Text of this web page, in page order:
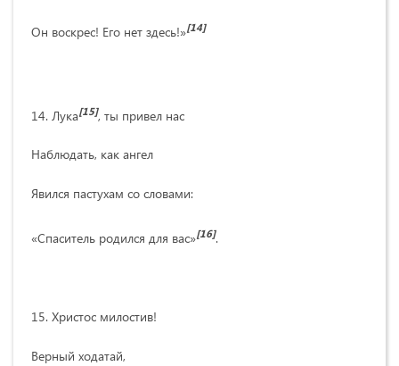
Он воскрес! Его нет здесь!»[14]
14. Лука[15], ты привел нас
Наблюдать, как ангел
Явился пастухам со словами:
«Спаситель родился для вас»[16].
15. Христос милостив!
Верный ходатай,